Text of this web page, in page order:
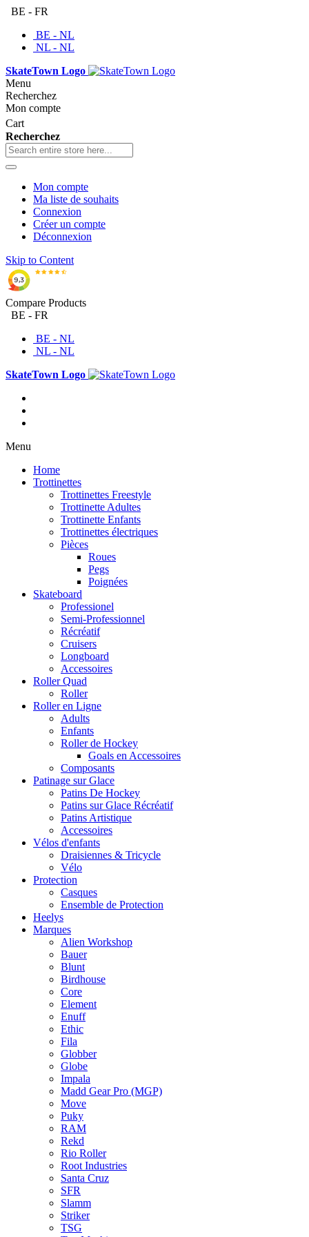
BE - FR
BE - NL
NL - NL
SkateTown Logo
Menu
Recherchez
Mon compte
Cart
Recherchez
Mon compte
Ma liste de souhaits
Connexion
Créer un compte
Déconnexion
Skip to Content
Compare Products
BE - FR
BE - NL
NL - NL
SkateTown Logo
Menu
Home
Trottinettes
Trottinettes Freestyle
Trottinette Adultes
Trottinette Enfants
Trottinettes électriques
Pièces
Roues
Pegs
Poignées
Skateboard
Professionel
Semi-Professionnel
Récréatif
Cruisers
Longboard
Accessoires
Roller Quad
Roller
Roller en Ligne
Adults
Enfants
Roller de Hockey
Goals en Accessoires
Composants
Patinage sur Glace
Patins De Hockey
Patins sur Glace Récréatif
Patins Artistique
Accessoires
Vélos d'enfants
Draisiennes & Tricycle
Vélo
Protection
Casques
Ensemble de Protection
Heelys
Marques
Alien Workshop
Bauer
Blunt
Birdhouse
Core
Element
Enuff
Ethic
Fila
Globber
Globe
Impala
Madd Gear Pro (MGP)
Move
Puky
RAM
Rekd
Rio Roller
Root Industries
Santa Cruz
SFR
Slamm
Striker
TSG